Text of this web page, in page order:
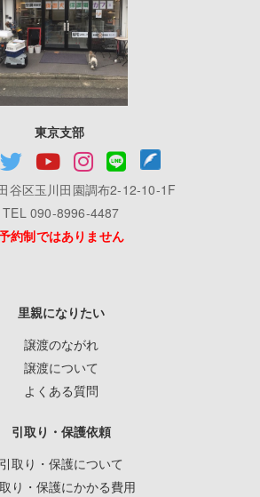
東京支部
谷区玉川田園調布2-12-10-1F
TEL 090-8996-4487
約制ではありません
里親になりたい
譲渡のながれ
譲渡について
よくある質問
引取り・保護依頼
引取り・保護について
り・保護にかかる費用